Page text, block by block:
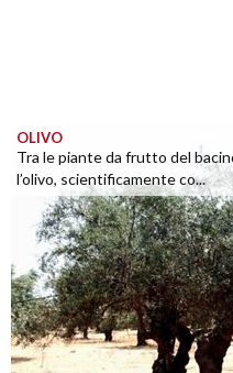
OLIVO
Tra le piante da frutto del
l’olivo, scientificamente co...